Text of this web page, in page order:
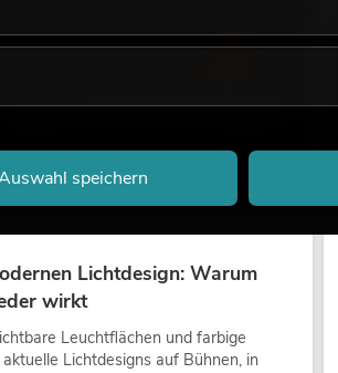
Lichtdesign: Warum
wirkt
Leuchtflächen und farbige
Lichtdesigns auf Bühnen, in
speichern